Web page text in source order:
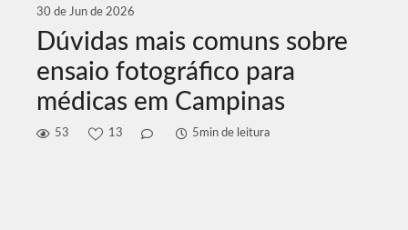
30 de Jun de 2026
Dúvidas mais comuns sobre
ensaio fotográfico para
médicas em Campinas
53 13 5min de leitura